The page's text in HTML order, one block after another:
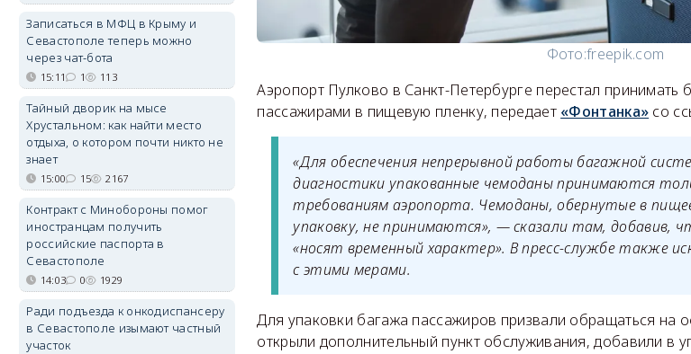
Фото:freepik.com
Аэропорт Пулково в Санкт-Петербурге перестал принимать
пассажирами в пищевую пленку, передает «Фонтанка» со
«Для обеспечения непрерывной работы багажной
диагностики упакованные чемоданы принимаются
требованиям аэропорта. Чемоданы, обернутые в
упаковку, не принимаются», — сказали там, добавив,
«носят временный характер». В пресс-службе также
с этими мерами.
Для упаковки багажа пассажиров призвали обращаться на
открыли дополнительный пункт обслуживания, добавили в
Записаться в МФЦ в Крыму и
Севастополе теперь можно
через чат-бота
15:11 1 113
Тайный дворик на мысе
Хрустальном: как найти место
отдыха, о котором почти никто не
знает
15:00 15 2167
Контракт с Минобороны помог
иностранцам получить
российские паспорта в
Севастополе
14:03 0 1929
Ради подъезда к онкодиспансеру
в Севастополе изымают частный
участок